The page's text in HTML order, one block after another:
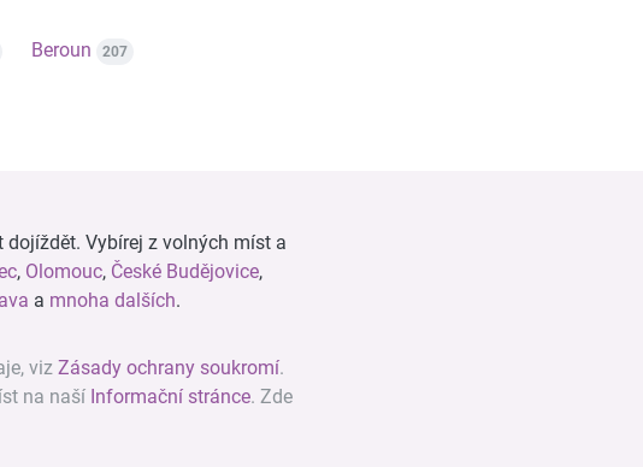
Beroun 207
Vybírej z volných míst a
, Olomouc, České Budějovice,
a mnoha dalších.
viz Zásady ochrany soukromí.
na naší Informační stránce. Zde